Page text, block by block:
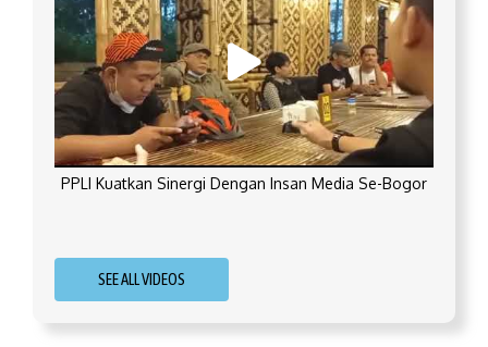
PPLI Kuatkan Sinergi Dengan Insan Media Se-Bogor
SEE ALL VIDEOS